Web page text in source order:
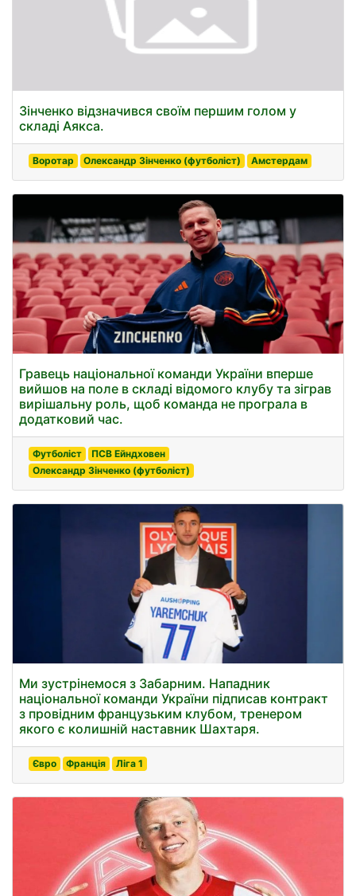
Зінченко відзначився своїм першим голом у
складі Аякса.
Воротар Олександр Зінченко (футболіст) Амстердам
Гравець національної команди України вперше
вийшов на поле в складі відомого клубу та зіграв
вирішальну роль, щоб команда не програла в
додатковий час.
Футболіст
ПСВ Ейндховен
Олександр Зінченко (футболіст)
Ми зустрінемося з Забарним. Нападник
національної команди України підписав контракт
з провідним французьким клубом, тренером
якого є колишній наставник Шахтаря.
Євро Франція Ліга 1